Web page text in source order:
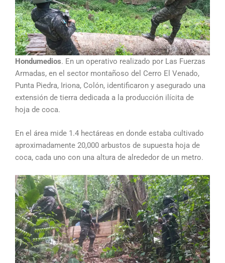
Hondumedios. En un operativo realizado por Las Fuerzas
Armadas, en el sector montañoso del Cerro El Venado,
Punta Piedra, Iriona, Colón, identificaron y asegurado una
extensión de tierra dedicada a la producción ilícita de
hoja de coca.
En el área mide 1.4 hectáreas en donde estaba cultivado
aproximadamente 20,000 arbustos de supuesta hoja de
coca, cada uno con una altura de alrededor de un metro.